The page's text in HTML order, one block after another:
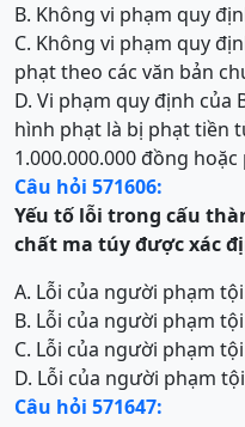
B. Không vi phạm quy
C. Không vi phạm quy
phạt theo các văn bản
D. Vi phạm quy định của
hình phạt là bị phạt tiền
1.000.000.000 đồng
Câu hỏi 571606:
Yếu tố lỗi trong cấu
chất ma túyđược xác
A. Lỗi của người phạm
B. Lỗi của người phạm
C. Lỗi của người phạm
D. Lỗi của người phạm
Câu hỏi 571647: